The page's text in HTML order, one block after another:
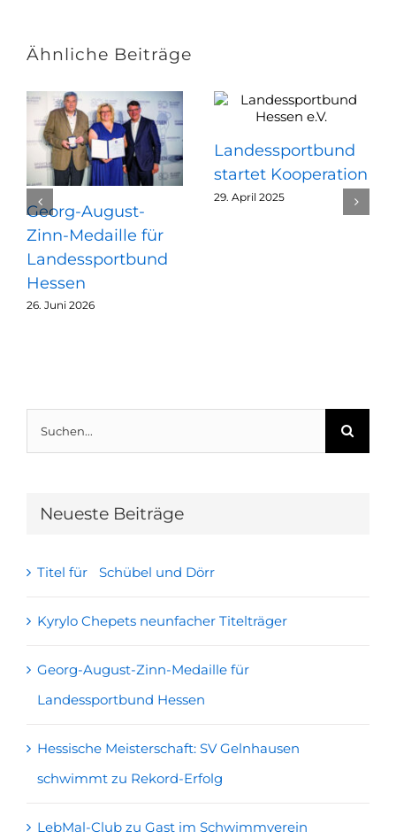
Ähnliche Beiträge
Georg-August-
Zinn-Medaille für
Landessportbund
Hessen
26. Juni 2026
Landessportbund
startet Kooperation
29. April 2025
Suche
nach:
Neueste Beiträge
Titel für Schübel und Dörr
Kyrylo Chepets neunfacher Titelträger
Georg-August-Zinn-Medaille für
Landessportbund Hessen
Hessische Meisterschaft: SV Gelnhausen
schwimmt zu Rekord-Erfolg
LebMal-Club zu Gast im Schwimmverein